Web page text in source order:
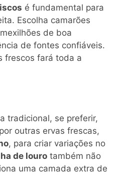
é fundamental para
Escolha camarões
de boa
de fontes confiáveis.
frescos fará toda a
tradicional, se preferir,
outras ervas frescas,
, para criar variações no
de louro também não
uma camada extra de